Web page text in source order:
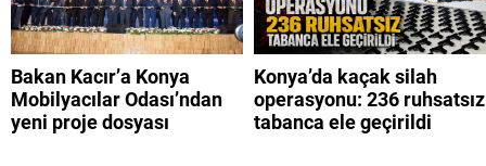
Bakan Kacır’a Konya
Mobilyacılar Odası’ndan
yeni proje dosyası
Konya’da kaçak silah
operasyonu: 236 ruhsatsız
tabanca ele geçirildi